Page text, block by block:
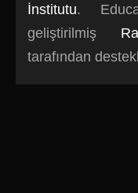
İnstitutu.
geliştirilmiş
tarafından